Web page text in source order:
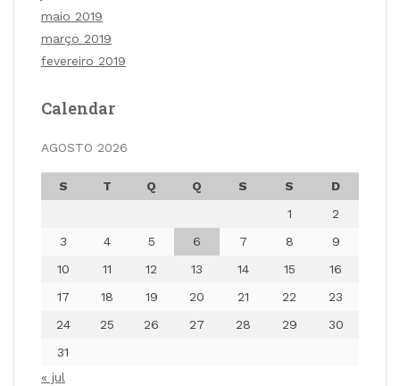
maio 2019
março 2019
fevereiro 2019
Calendar
AGOSTO 2026
S T Q Q S S
D
1
2
3
4 5 6 7 8
9
10
11 12 13 14 15
16
17
18 19 20 21 22
23
24
25 26 27 28 29
30
31
« jul